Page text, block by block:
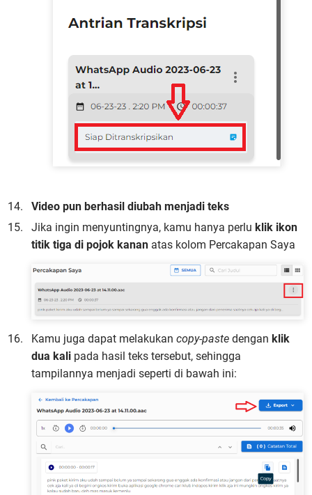
Video pun berhasil diubah menjadi teks
Jika ingin menyuntingnya, kamu hanya perlu klik ikon
titik tiga di pojok kanan atas kolom Percakapan Saya
Kamu juga dapat melakukan copy-paste dengan klik
dua kali pada hasil teks tersebut, sehingga
tampilannya menjadi seperti di bawah ini: